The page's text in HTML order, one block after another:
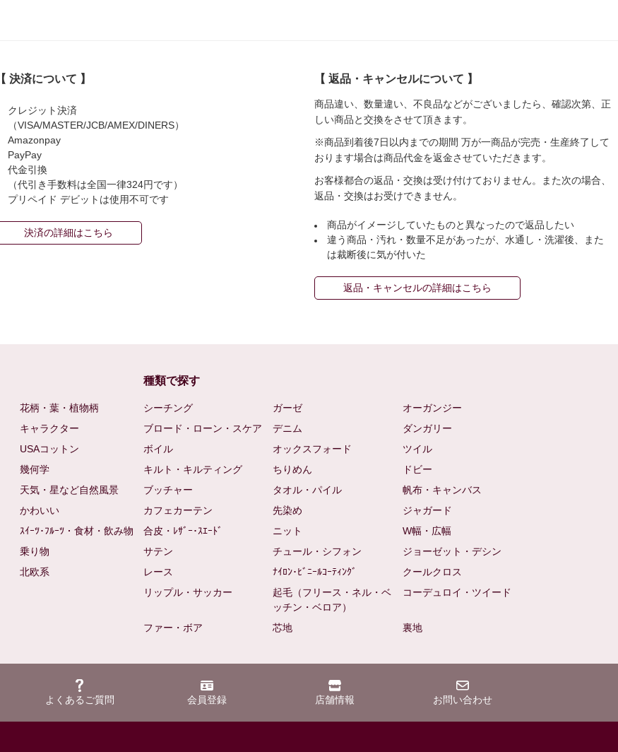
【 決済について 】
クレジット決済
（VISA/MASTER/JCB/AMEX/DINERS）
Amazonpay
PayPay
代金引換
（代引き手数料は全国一律324円です）
プリペイド デビットは使用不可です
決済の詳細はこちら
【 返品・キャンセルについて 】
商品違い、数量違い、不良品などがございましたら、確認次第、正
しい商品と交換をさせて頂きます。
※商品到着後7日以内までの期間 万が一商品が完売・生産終了して
おります場合は商品代金を返金させていただきます。
お客様都合の返品・交換は受け付けておりません。また次の場合、
返品・交換はお受けできません。
商品がイメージしていたものと異なったので返品したい
違う商品・汚れ・数量不足があったが、水通し・洗濯後、また
は裁断後に気が付いた
返品・キャンセルの詳細はこちら
花柄・葉・植物柄
キャラクター
USAコットン
幾何学
天気・星など自然風景
かわいい
ｽｲｰﾂ･ﾌﾙｰﾂ・食材・飲み物
乗り物
北欧系
種類で探す
シーチング ガーゼ
オーガンジー
ブロード・ローン・スケア
デニム
ダンガリー
ボイル
オックスフォード
ツイル
キルト・キルティング
ちりめん
ドビー
ブッチャー
タオル・パイル
帆布・キャンバス
カフェカーテン
先染め
ジャガード
合皮・ﾚｻﾞｰ･ｽｴｰﾄﾞ
ニット
W幅・広幅
サテン
チュール・シフォン
ジョーゼット・デシン
レース
ﾅｲﾛﾝ･ﾋﾞﾆｰﾙｺｰﾃｨﾝｸﾞ
クールクロス
リップル・サッカー
起毛（フリース・ネル・ベ
ッチン・ベロア）
コーデュロイ・ツイード
ファー・ボア 芯地 裏地
よくあるご質問 会員登録 店舗情報 お問い合わせ